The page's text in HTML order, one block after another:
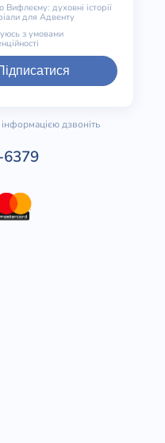
духовні історії
для Адвенту
з умовами
дзвоніть
6379